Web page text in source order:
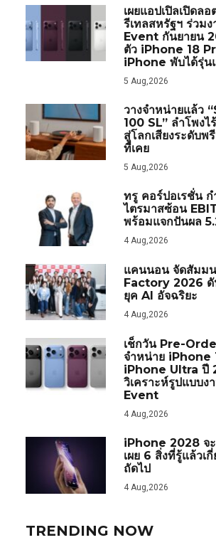
เผยแอปเปิลเปิดล
รีเทลสหรัฐฯ ร่วม
Event กันยายน
ตัว iPhone 18
iPhone พับได้รุ่น
5 Aug,2026
วางจำหน่ายแล้ว
100 SL” ลำโพงไ
สู่โลกเสียงระดับพ
ที่เคย
5 Aug,2026
ทรู คอร์ปอเรชั่น ก
ไตรมาสซ้อน
พร้อมแจกปันผล
4 Aug,2026
แคนนอน จัดสัมม
Factory 2026 ดั
ยุค AI อัจฉริยะ
4 Aug,2026
เช็กวัน Pre-
จำหน่าย iPhone
iPhone Ultra ปี
วิเคราะห์รูปแบบง
Event
4 Aug,2026
iPhone 2028 จ
เผย 6 สิ่งที่รู้แล้วเ
ถัดไป
4 Aug,2026
TRENDING NOW